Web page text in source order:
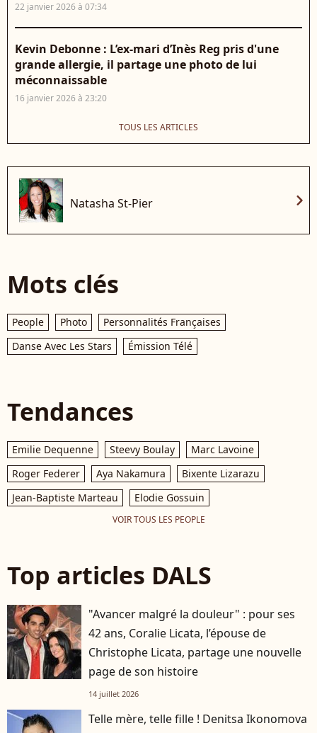
22 janvier 2026 à 07:34
Kevin Debonne : L’ex-mari d’Inès Reg pris d'une
grande allergie, il partage une photo de lui
méconnaissable
16 janvier 2026 à 23:20
TOUS LES ARTICLES
Natasha St-Pier chevron_right
Mots clés
People Photo
Personnalités Françaises
Danse Avec Les Stars
Émission Télé
Tendances
Emilie Dequenne Steevy Boulay
Marc Lavoine
Roger Federer
Aya Nakamura
Bixente Lizarazu
Jean-Baptiste Marteau
Elodie Gossuin
VOIR TOUS LES PEOPLE
Top articles DALS
"Avancer malgré la douleur" : pour ses
42 ans, Coralie Licata, l’épouse de
Christophe Licata, partage une nouvelle
page de son histoire
14 juillet 2026
Telle mère, telle fille ! Denitsa Ikonomova